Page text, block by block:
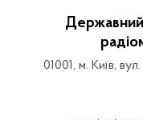
Державний
01001, м. Київ,